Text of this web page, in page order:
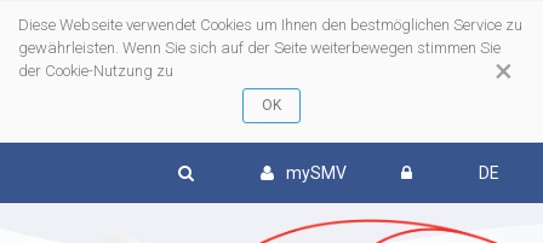
×
Diese Webseite verwendet Cookies um Ihnen den bestmöglichen Service zu
gewährleisten. Wenn Sie sich auf der Seite weiterbewegen stimmen Sie
der Cookie-Nutzung zu
mySMV DE